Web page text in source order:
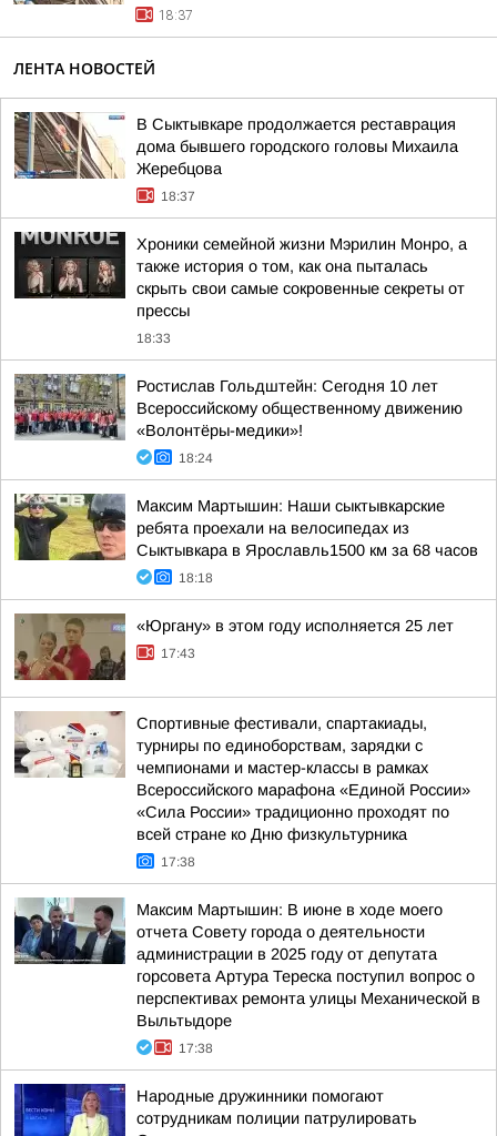
18:37
ЛЕНТА НОВОСТЕЙ
В Сыктывкаре продолжается реставрация
дома бывшего городского головы Михаила
Жеребцова
18:37
Хроники семейной жизни Мэрилин Монро, а
также история о том, как она пыталась
скрыть свои самые сокровенные секреты от
прессы
18:33
Ростислав Гольдштейн: Сегодня 10 лет
Всероссийскому общественному движению
«Волонтёры-медики»!
18:24
Максим Мартышин: Наши сыктывкарские
ребята проехали на велосипедах из
Сыктывкара в Ярославль1500 км за 68 часов
18:18
«Юргану» в этом году исполняется 25 лет
17:43
Спортивные фестивали, спартакиады,
турниры по единоборствам, зарядки с
чемпионами и мастер-классы в рамках
Всероссийского марафона «Единой России»
«Сила России» традиционно проходят по
всей стране ко Дню физкультурника
17:38
Максим Мартышин: В июне в ходе моего
отчета Совету города о деятельности
администрации в 2025 году от депутата
горсовета Артура Тереска поступил вопрос о
перспективах ремонта улицы Механической в
Выльтыдоре
17:38
Народные дружинники помогают
сотрудникам полиции патрулировать